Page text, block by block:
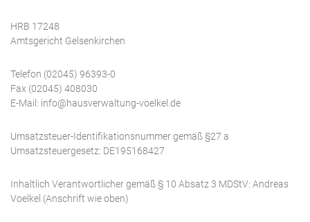
HRB 17248
Amtsgericht Gelsenkirchen
Telefon (02045) 96393-0
Fax (02045) 408030
E-Mail: info@hausverwaltung-voelkel.de
Umsatzsteuer-Identifikationsnummer gemäß §27 a
Umsatzsteuergesetz: DE195168427
Inhaltlich Verantwortlicher gemäß § 10 Absatz 3 MDStV: Andreas
Voelkel (Anschrift wie oben)